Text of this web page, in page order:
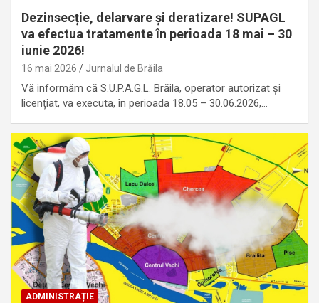
Dezinsecție, delarvare și deratizare! SUPAGL
va efectua tratamente în perioada 18 mai – 30
iunie 2026!
16 mai 2026 Jurnalul de Brăila
Vă informăm că S.U.P.A.G.L. Brăila, operator autorizat și
licențiat, va executa, în perioada 18.05 – 30.06.2026,…
ADMINISTRAȚIE